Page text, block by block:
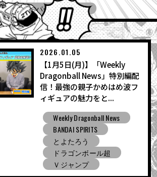
ール ゲキシン スクアドラ
Grandista
BLOOD OF SAIYANS
メント景品
バンプレスト
とよたろうが描いてみた
ール Sparking! ZERO
バンダイ
2026.01.05
【1月5日(月)】「Weekly
Dragonball News」特別編配
信！最強の親子かめはめ波フ
ィギュアの魅力をと...
Weekly Dragonball News
BANDAI SPIRITS
とよたろう
ドラゴンボール超
Ｖジャンプ